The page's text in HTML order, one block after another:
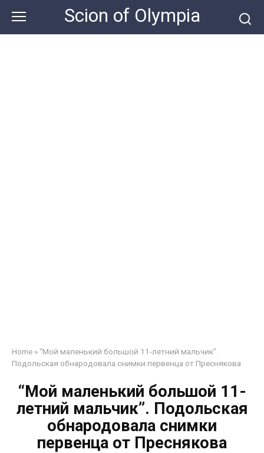
content
Scion of Olympia
Home » “Мой маленький большой 11-летний мальчик”.
Подольская обнародовала снимки первенца от Преснякова
“Мой маленький большой 11-
летний мальчик”. Подольская
обнародовала снимки
первенца от Преснякова